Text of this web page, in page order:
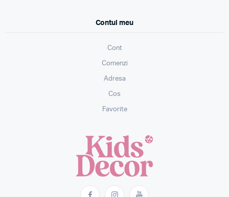
Contul meu
Cont
Comenzi
Adresa
Cos
Favorite